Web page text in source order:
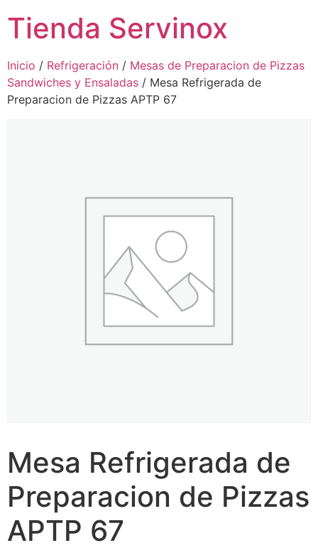
Tienda Servinox
Inicio / Refrigeración / Mesas de Preparacion de Pizzas
Sandwiches y Ensaladas / Mesa Refrigerada de
Preparacion de Pizzas APTP 67
Mesa Refrigerada de
Preparacion de Pizzas
APTP 67